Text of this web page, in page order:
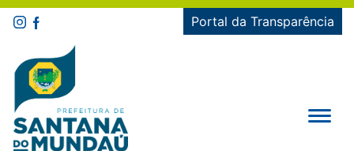
Portal da Transparência